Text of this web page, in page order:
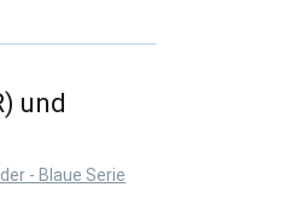
und
- Blaue Serie